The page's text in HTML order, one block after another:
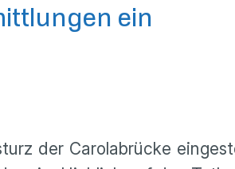
ein
der Carolabrücke